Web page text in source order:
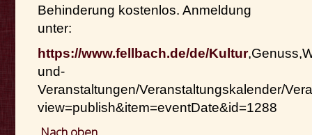
Behinderung kostenlos. Anmeldung
unter:
https://www.fellbach.de/de/Kultur
und-
Veranstaltungen/Veranstaltungskalender/
view=publish&item=eventDate&id=1288